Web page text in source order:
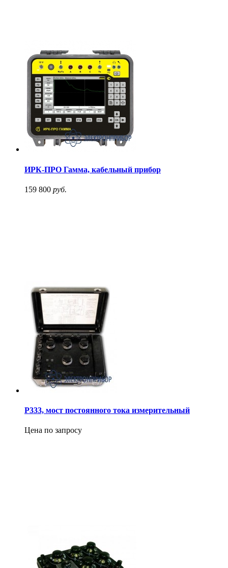
ИРК-ПРО Гамма, кабельный прибор
159 800 руб.
Р333, мост постоянного тока измерительный
Цена по запросу